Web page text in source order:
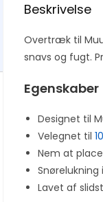
Beskrivelse
Overtræk til
snavs og fugt.
Egenskaber
Designet til
Velegnet til
Nem at
Lavet af